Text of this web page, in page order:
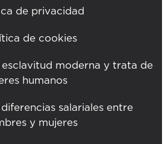
de privacidad
de cookies
esclavitud moderna y trata de
humanos
salariales entre
y mujeres